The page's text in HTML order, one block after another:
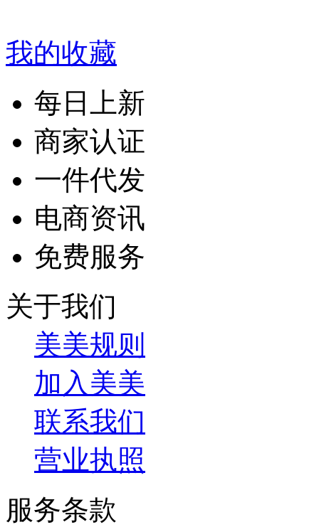
我的收藏
每日上新
商家认证
一件代发
电商资讯
免费服务
关于我们
美美规则
加入美美
联系我们
营业执照
服务条款